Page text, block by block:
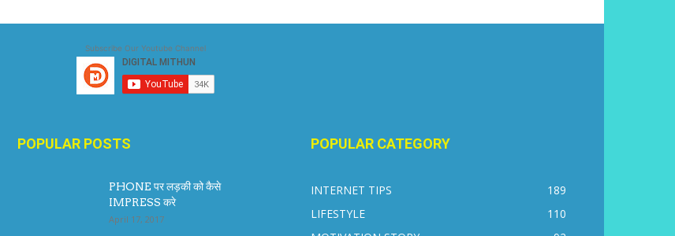
Subscribe Our Youtube Channel
POPULAR POSTS
PHONE पर लड़की को कैसे
IMPRESS करे
April 17, 2017
POPULAR CATEGORY
INTERNET TIPS
189
LIFESTYLE
110